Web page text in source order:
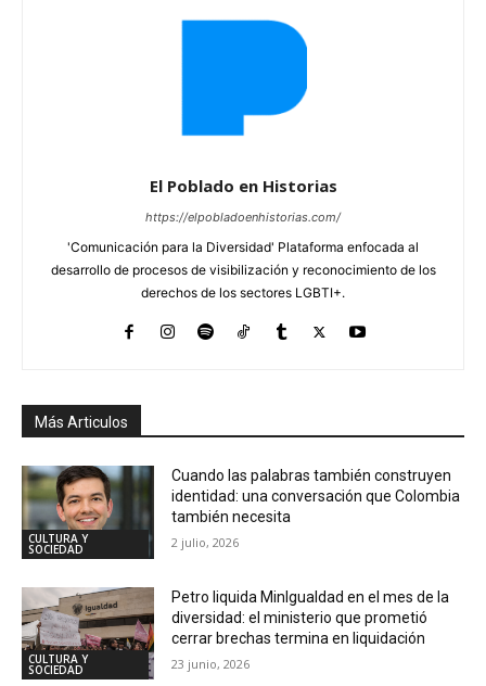
El Poblado en Historias
https://elpobladoenhistorias.com/
'Comunicación para la Diversidad' Plataforma enfocada al
desarrollo de procesos de visibilización y reconocimiento de los
derechos de los sectores LGBTI+.
Más Articulos
CULTURA Y
SOCIEDAD
Cuando las palabras también construyen
identidad: una conversación que Colombia
también necesita
2 julio, 2026
CULTURA Y
SOCIEDAD
Petro liquida MinIgualdad en el mes de la
diversidad: el ministerio que prometió
cerrar brechas termina en liquidación
23 junio, 2026